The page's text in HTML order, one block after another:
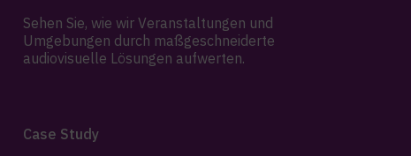
Sehen Sie, wie wir Veranstaltungen und
Umgebungen durch maßgeschneiderte
audiovisuelle Lösungen aufwerten.
Case Study